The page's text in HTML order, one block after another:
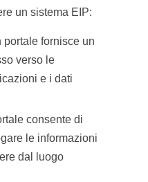
un sistema EIP:
fornisce un
verso le
e i dati
consente di
le informazioni
dal luogo